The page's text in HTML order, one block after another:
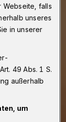
Webseite, falls
unseres
in unserer
49 Abs. 1 S.
außerhalb
um